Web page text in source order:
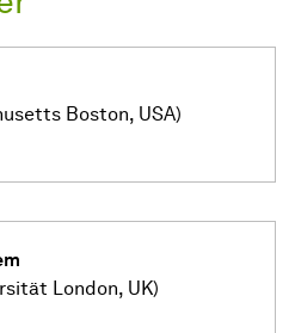
Boston, USA)
London, UK)